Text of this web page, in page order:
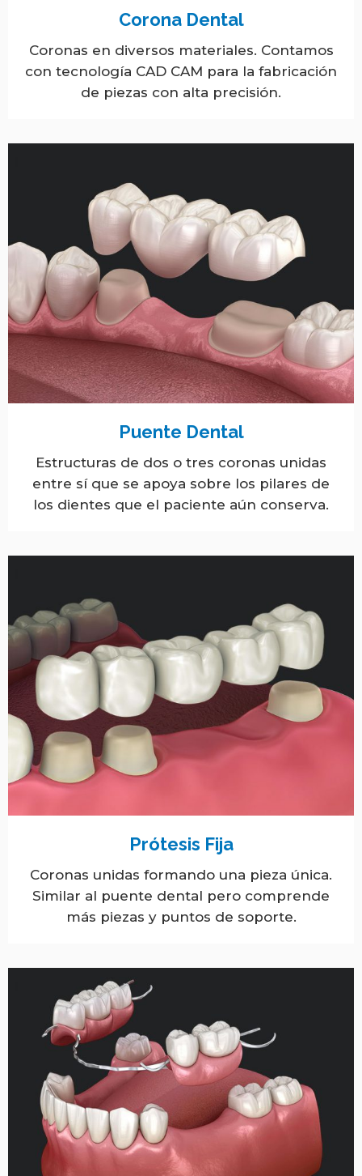
Corona Dental
Coronas en diversos materiales. Contamos
con tecnología CAD CAM para la fabricación
de piezas con alta precisión.
Puente Dental
Estructuras de dos o tres coronas unidas
entre sí que se apoya sobre los pilares de
los dientes que el paciente aún conserva.
Prótesis Fija
Coronas unidas formando una pieza única.
Similar al puente dental pero comprende
más piezas y puntos de soporte.